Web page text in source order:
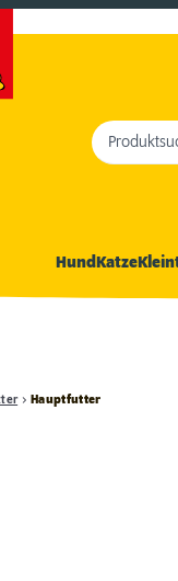
HundKatze
Hauptfutter